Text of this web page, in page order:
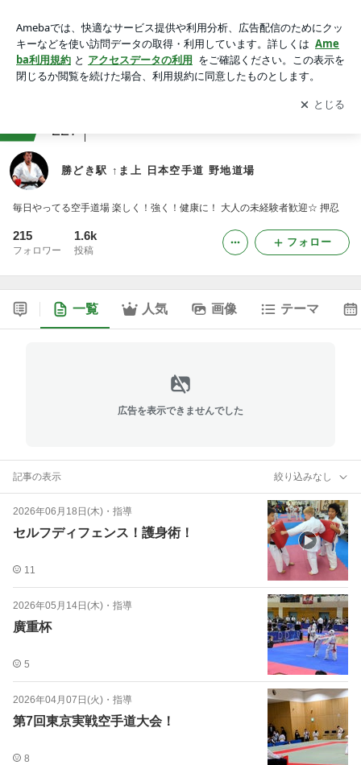
アプリをダウンロードして ブログの更新通知
を受け取りまし
ょう。
開く
227
勝どき駅 ↑ま上 日本空手道 野地道場
毎日やってる空手道場 楽しく！強く！健康に！ 大人の未経験者歓迎☆ 押忍
215
フォロワー
1.6k
投稿
フォロー
一覧 人気 画像 テーマ
広告を表示できませんでした
記事の表示 絞り込みなし
2026年06月18日(木) ・ 指導
セルフディフェンス！護身術！
11
2026年05月14日(木) ・ 指導
廣重杯
5
2026年04月07日(火) ・ 指導
第7回東京実戦空手道大会！
8